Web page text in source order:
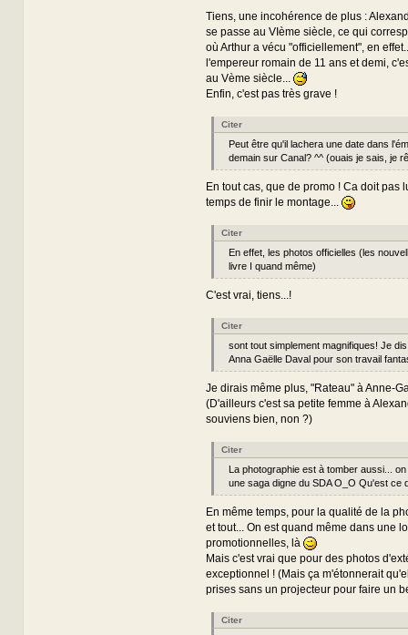
Tiens, une incohérence de plus :
se passe au VIème siècle, ce qui
où Arthur a vécu "officiellement", en
l'empereur romain de 11 ans et demi,
au Vème siècle...
Enfin, c'est pas très grave !
Citer
Peut être qu'il lachera une date dans
demain sur Canal? ^^ (ouais je sais, je
En tout cas, que de promo ! Ca doit pas
temps de finir le montage...
Citer
En effet, les photos officielles (les
livre I quand même)
C'est vrai, tiens...!
Citer
sont tout simplement magnifiques! Je
Anna Gaëlle Daval pour son travail
Je dirais même plus, "Rateau" à Anne-
(D'ailleurs c'est sa petite femme à
souviens bien, non ?)
Citer
La photographie est à tomber aussi...
une saga digne du SDA O_O Qu'est ce
En même temps, pour la qualité de la
et tout... On est quand même dans une
promotionnelles, là
Mais c'est vrai que pour des photos
exceptionnel ! (Mais ça m'étonnerait
prises sans un projecteur pour faire un
Citer